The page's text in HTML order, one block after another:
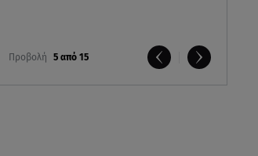
Προβολή 5 από 15